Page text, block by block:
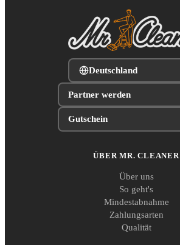
Deutschland
Partner werden
Gutschein
ÜBER MR. CLEANER
Über uns
So geht's
Mindestabnahme
Zahlungsarten
Qualität